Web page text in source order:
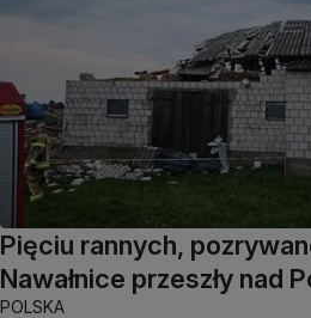
Pięciu rannych,
Nawałnice przeszły nad
POLSKA